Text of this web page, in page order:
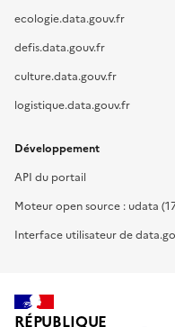
ecologie.data.gouv.fr
defis.data.gouv.fr
culture.data.gouv.fr
logistique.data.gouv.fr
Développement
API du portail
Moteur open source : udata
Interface utilisateur de
RÉPUBLIQUE